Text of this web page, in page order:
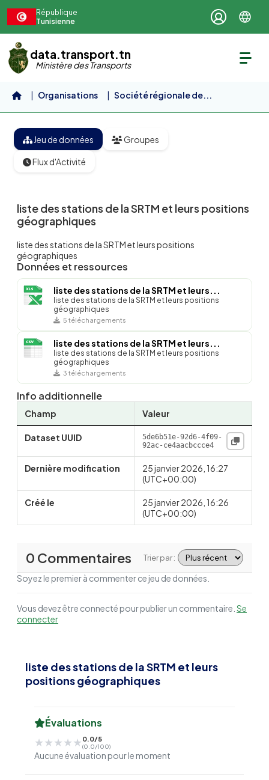
République
Tunisienne
data.transport.tn
Ministère des Transports
Organisations
Société régionale de...
Jeu de données Groupes
Flux d'Activité
liste des stations de la SRTM et leurs positions
géographiques
liste des stations de la SRTM et leurs positions
géographiques
Données et ressources
liste des stations de la SRTM et leurs...
liste des stations de la SRTM et leurs positions
géographiques
5 téléchargements
liste des stations de la SRTM et leurs...
liste des stations de la SRTM et leurs positions
géographiques
3 téléchargements
Info additionnelle
Champ Valeur
Dataset UUID
5de6b51e-92d6-4f09-
92ac-ce4aacbccce4
Dernière modification
25 janvier 2026, 16:27
(UTC+00:00)
Créé le
25 janvier 2026, 16:26
(UTC+00:00)
0 Commentaires Trier par :
Soyez le premier à commenter ce jeu de données.
Vous devez être connecté pour publier un commentaire. Se
connecter
liste des stations de la SRTM et leurs
positions géographiques
Évaluations
★★★★★
★★★★★ 0.0/5
(0.0/100)
Aucune évaluation pour le moment